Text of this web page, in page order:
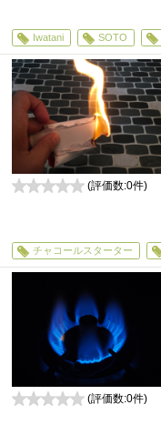
Iwatani SOTO
(評価数:0件)
チャコールスターター
(評価数:0件)